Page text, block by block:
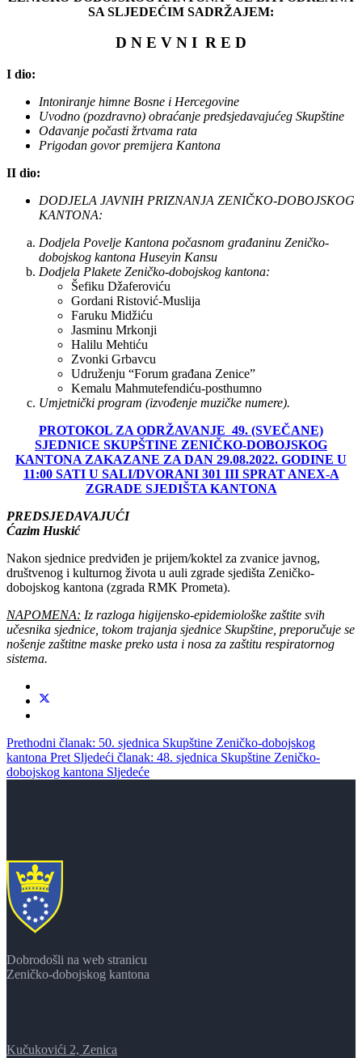
SA SLJEDEĆIM SADRŽAJEM:
D N E V N I R E D
I dio:
Intoniranje himne Bosne i Hercegovine
Uvodno (pozdravno) obraćanje predsjedavajućeg Skupštine
Odavanje počasti žrtvama rata
Prigodan govor premijera Kantona
II dio:
DODJELA JAVNIH PRIZNANJA ZENIČKO-DOBOJSKOG
KANTONA:
Dodjela Povelje Kantona počasnom građaninu Zeničko-
dobojskog kantona Huseyin Kansu
Dodjela Plakete Zeničko-dobojskog kantona:
Šefiku Džaferoviću
Gordani Ristović-Muslija
Faruku Midžiću
Jasminu Mrkonji
Halilu Mehtiću
Zvonki Grbavcu
Udruženju “Forum građana Zenice”
Kemalu Mahmutefendiću-posthumno
Umjetnički program (izvođenje muzičke numere).
PROTOKOL ZA ODRŽAVANJE 49. (SVEČANE)
SJEDNICE SKUPŠTINE ZENIČKO-DOBOJSKOG
KANTONA ZAKAZANE ZA DAN 29.08.2022. GODINE U
11:00 SATI U SALI/DVORANI 301 III SPRAT ANEX-A
ZGRADE SJEDIŠTA KANTONA
PREDSJEDAVAJUĆI
Ćazim Huskić
Nakon sjednice predviđen je prijem/koktel za zvanice javnog,
društvenog i kulturnog života u auli zgrade sjedišta Zeničko-
dobojskog kantona (zgrada RMK Prometa).
NAPOMENA: Iz razloga higijensko-epidemiološke zaštite svih
učesnika sjednice, tokom trajanja sjednice Skupštine, preporučuje se
nošenje zaštitne maske preko usta i nosa za zaštitu respiratornog
sistema.
Prethodni članak: 50. sjednica Skupštine Zeničko-dobojskog
kantona Pret Sljedeći članak: 48. sjednica Skupštine Zeničko-
dobojskog kantona Sljedeće
Dobrodošli na web stranicu
Zeničko-dobojskog kantona
Kučukovići 2, Zenica